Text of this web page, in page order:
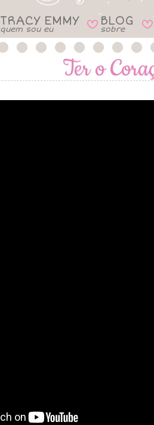
TRACY EMMY
quem sou eu B BLOG
sobre B
Ter o